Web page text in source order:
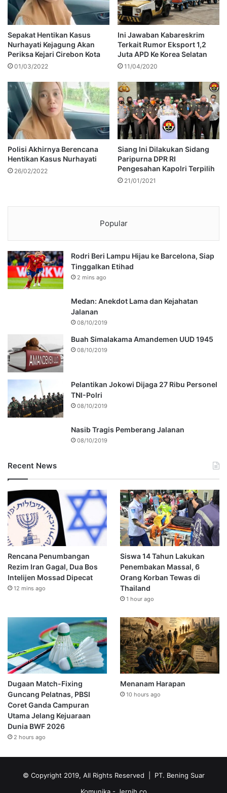
Sepakat Hentikan Kasus
Nurhayati Kejagung Akan
Periksa Kejari Cirebon Kota
01/03/2022
Ini Jawaban Kabareskrim
Terkait Rumor Eksport 1,2
Juta APD Ke Korea Selatan
11/04/2020
Polisi Akhirnya Berencana
Hentikan Kasus Nurhayati
26/02/2022
Siang Ini Dilakukan Sidang
Paripurna DPR RI
Pengesahan Kapolri Terpilih
21/01/2021
Popular
Rodri Beri Lampu Hijau ke Barcelona, Siap
Tinggalkan Etihad
2 mins ago
Medan: Anekdot Lama dan Kejahatan
Jalanan
08/10/2019
Buah Simalakama Amandemen UUD 1945
08/10/2019
Pelantikan Jokowi Dijaga 27 Ribu Personel
TNI-Polri
08/10/2019
Nasib Tragis Pemberang Jalanan
08/10/2019
Recent News
Rencana Penumbangan
Rezim Iran Gagal, Dua Bos
Intelijen Mossad Dipecat
12 mins ago
Siswa 14 Tahun Lakukan
Penembakan Massal, 6
Orang Korban Tewas di
Thailand
1 hour ago
Dugaan Match-Fixing
Guncang Pelatnas, PBSI
Coret Ganda Campuran
Utama Jelang Kejuaraan
Dunia BWF 2026
2 hours ago
Menanam Harapan
10 hours ago
© Copyright 2019, All Rights Reserved | PT. Bening Suar
Komunika - Jernih.co